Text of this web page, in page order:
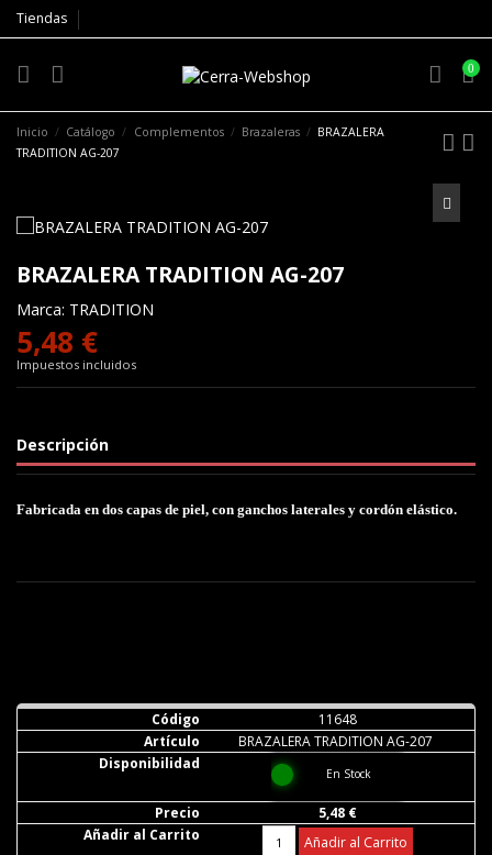
Tiendas
0
Inicio Catálogo Complementos Brazaleras
BRAZALERA
TRADITION AG-207
BRAZALERA TRADITION AG-207
Marca: TRADITION
5,48 €
Impuestos incluidos
Descripción
Fabricada en dos capas de piel, con ganchos laterales y cordón elástico.
11648
BRAZALERA TRADITION AG-207
En Stock
5,48 €
Añadir al Carrito